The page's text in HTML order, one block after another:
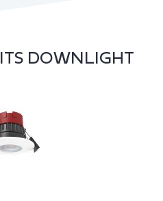
DOWNLIGHT